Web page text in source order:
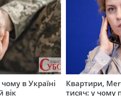
в Україні
вік
Квартири,
тисяч: у чому